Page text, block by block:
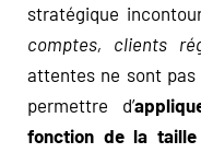
stratégique
comptes, clients
attentes ne sont pas
permettre d’
fonction de la